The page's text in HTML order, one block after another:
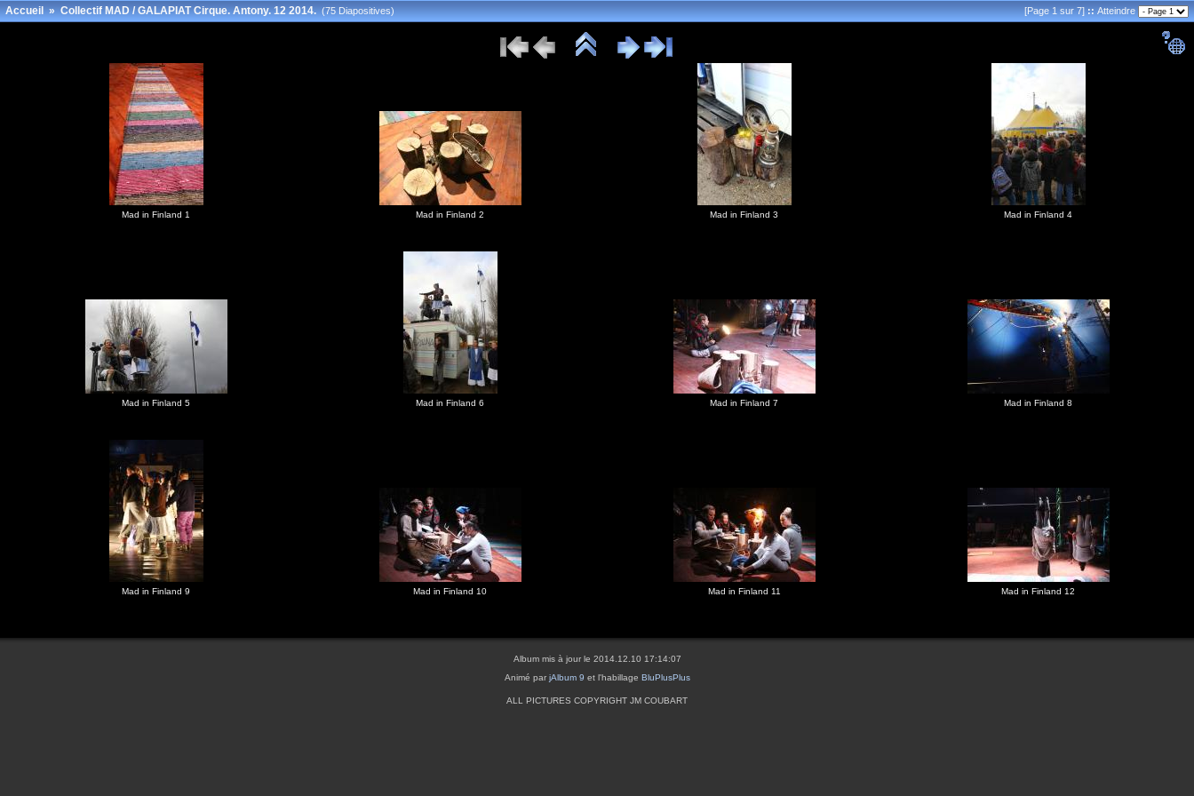
Accueil»Collectif MAD / GALAPIAT Cirque. Antony. 12 2014. (75 Diapositives) [Page 1 sur 7]::Atteindre
Mad in Finland 1 Mad in Finland 2 Mad in Finland 3 Mad in Finland 4
Mad in Finland 5 Mad in Finland 6 Mad in Finland 7 Mad in Finland 8
Mad in Finland 9 Mad in Finland 10 Mad in Finland 11 Mad in Finland 12
Album mis à jour le 2014.12.10 17:14:07
Animé par jAlbum 9 et l'habillage BluPlusPlus
ALL PICTURES COPYRIGHT JM COUBART